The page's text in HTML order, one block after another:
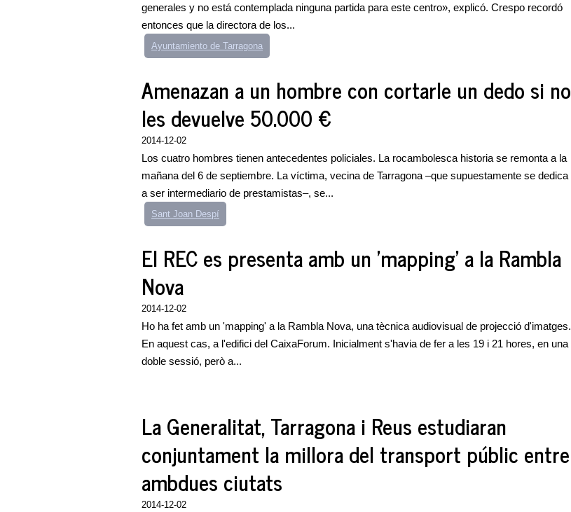
generales y no está contemplada ninguna partida para este centro», explicó. Crespo recordó
entonces que la directora de los...
Ayuntamiento de Tarragona
Amenazan a un hombre con cortarle un dedo si no
les devuelve 50.000 €
2014-12-02
Los cuatro hombres tienen antecedentes policiales. La rocambolesca historia se remonta a la
mañana del 6 de septiembre. La víctima, vecina de Tarragona –que supuestamente se dedica
a ser intermediario de prestamistas–, se...
Sant Joan Despí
El REC es presenta amb un 'mapping' a la Rambla
Nova
2014-12-02
Ho ha fet amb un 'mapping' a la Rambla Nova, una tècnica audiovisual de projecció d'imatges.
En aquest cas, a l'edifici del CaixaForum. Inicialment s'havia de fer a les 19 i 21 hores, en una
doble sessió, però a...
La Generalitat, Tarragona i Reus estudiaran
conjuntament la millora del transport públic entre
ambdues ciutats
2014-12-02